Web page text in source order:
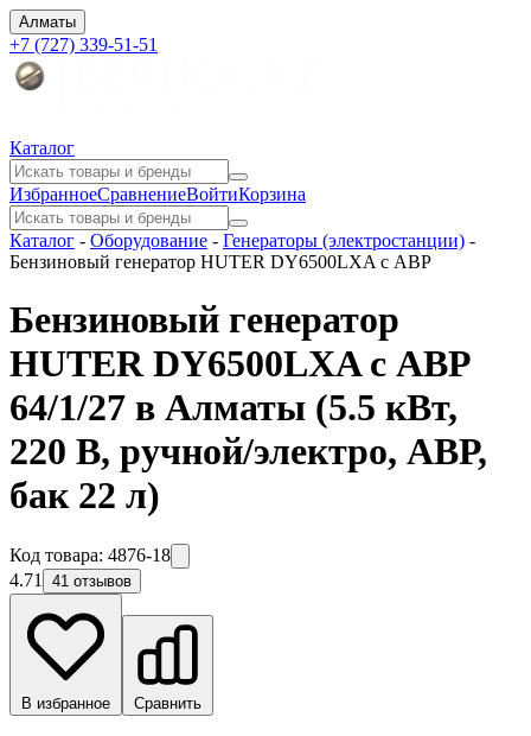
Алматы
+7 (727) 339-51-51
Каталог
ИзбранноеСравнениеВойтиКорзина
Каталог - Оборудование - Генераторы (электростанции) -
Бензиновый генератор HUTER DY6500LXA c АВР
Бензиновый генератор
HUTER DY6500LXA c АВР
64/1/27 в Алматы (5.5 кВт,
220 В, ручной/электро, АВР,
бак 22 л)
Код товара: 4876-18
4.71
41 отзывов
В избранное Сравнить